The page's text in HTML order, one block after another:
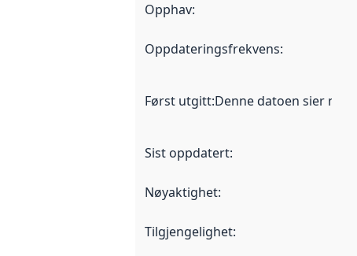
Opphav:
Oppdateringsfrekvens:
Først utgitt:Denne datoen sier når
Sist oppdatert:
Nøyaktighet:
Tilgjengelighet: